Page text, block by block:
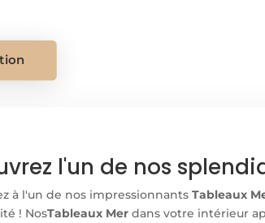
l'un de nos
à l'un de nos impressionnantsTableaux
! NosTableaux Merdans votre intérieur